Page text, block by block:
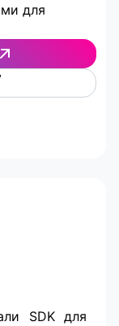
для
SDK для